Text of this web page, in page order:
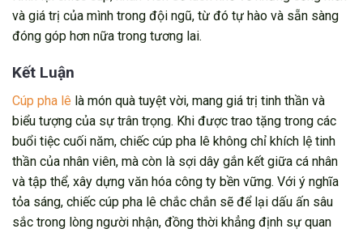
và giá trị của mình trong đội ngũ, từ đó tự hào và sẵn sàng
đóng góp hơn nữa trong tương lai.
Kết Luận
Cúp pha lê là món quà tuyệt vời, mang giá trị tinh thần và
biểu tượng của sự trân trọng. Khi được trao tặng trong các
buổi tiệc cuối năm, chiếc cúp pha lê không chỉ khích lệ tinh
thần của nhân viên, mà còn là sợi dây gắn kết giữa cá nhân
và tập thể, xây dựng văn hóa công ty bền vững. Với ý nghĩa
tỏa sáng, chiếc cúp pha lê chắc chắn sẽ để lại dấu ấn sâu
sắc trong lòng người nhận, đồng thời khẳng định sự quan